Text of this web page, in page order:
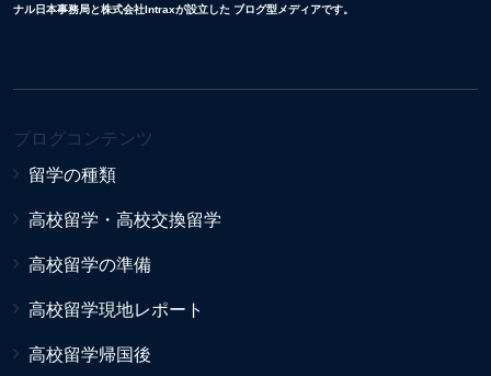
ナル日本事務局と株式会社Intraxが設立した ブログ型メディアです。
ブログコンテンツ
留学の種類
高校留学・高校交換留学
高校留学の準備
高校留学現地レポート
高校留学帰国後